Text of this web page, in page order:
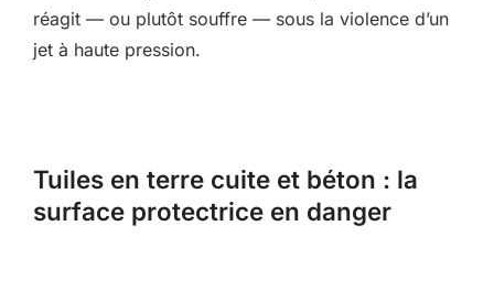
réagit — ou plutôt souffre — sous la violence d’un
jet à haute pression.
Tuiles en terre cuite et béton : la
surface protectrice en danger